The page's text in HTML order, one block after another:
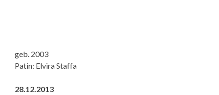
geb. 2003
Patin: Elvira Staffa
28.12.2013